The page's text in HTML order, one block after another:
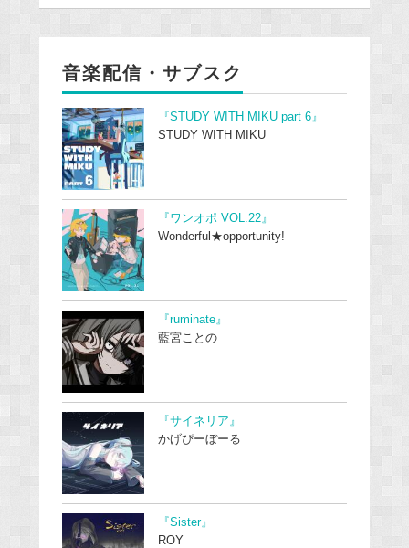
音楽配信・サブスク
『STUDY WITH MIKU part 6』
STUDY WITH MIKU
『ワンオポ VOL.22』
Wonderful★opportunity!
『ruminate』
藍宮ことの
『サイネリア』
かげぴーぼーる
『Sister』
ROY